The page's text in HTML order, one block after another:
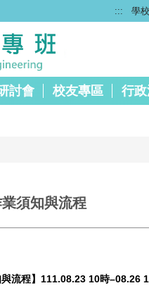
::: 學
討會 校友專區 行
須知與流程
流程】 111.08.23 10時–08.26